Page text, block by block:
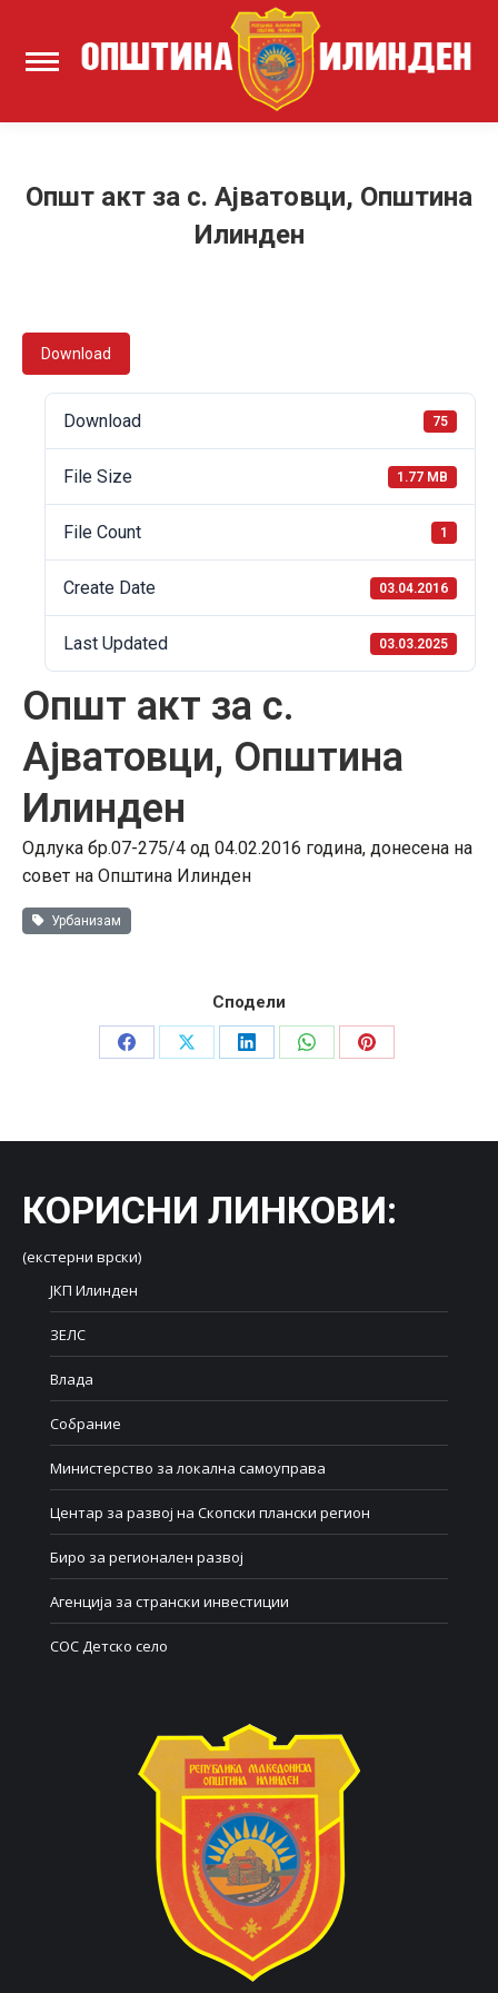
Општ акт за с. Ајватовци, Општина
Илинден
Download
Download 75
File Size 1.77 MB
File Count 1
Create Date 03.04.2016
Last Updated 03.03.2025
Општ акт за с.
Ајватовци, Општина
Илинден
Одлука бр.07-275/4 од 04.02.2016 година, донесена на
совет на Општина Илинден
Урбанизам
Сподели
Share
Share
Share
Share
Share
КОРИСНИ ЛИНКОВИ:
(екстерни врски)
ЈКП Илинден
ЗЕЛС
Влада
Собрание
Министерство за локална самоуправа
Центар за развој на Скопски плански регион
Биро за регионален развој
Агенција за странски инвестиции
СОС Детско село